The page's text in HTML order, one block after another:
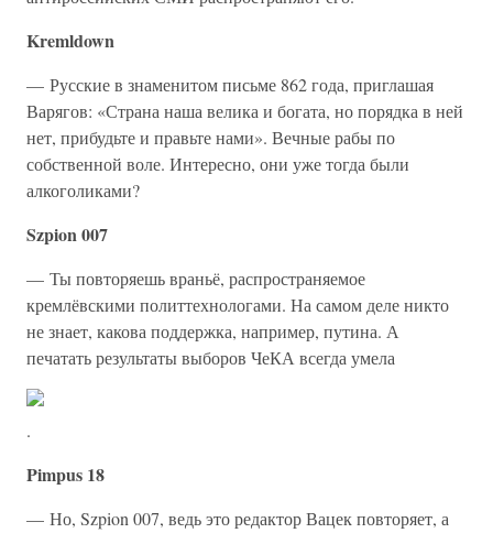
Kremldown
— Русские в знаменитом письме 862 года, приглашая
Варягов: «Страна наша велика и богата, но порядка в ней
нет, прибудьте и правьте нами». Вечные рабы по
собственной воле. Интересно, они уже тогда были
алкоголиками?
Szpion 007
— Ты повторяешь враньё, распространяемое
кремлёвскими политтехнологами. На самом деле никто
не знает, какова поддержка, например, путина. А
печатать результаты выборов ЧеКА всегда умела
.
Pimpus 18
— Но, Szpion 007, ведь это редактор Вацек повторяет, а